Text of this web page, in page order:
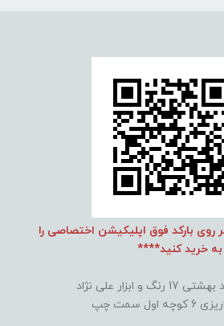
روی بارکد فوق اپلیکیشن اختصاصی را
خرید کنید****
علی نژاد